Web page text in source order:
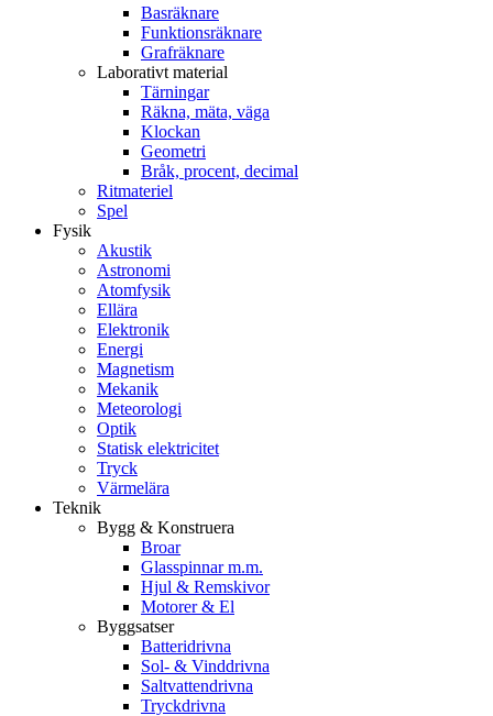
Basräknare
Funktionsräknare
Grafräknare
Laborativt material
Tärningar
Räkna, mäta, väga
Klockan
Geometri
Bråk, procent, decimal
Ritmateriel
Spel
Fysik
Akustik
Astronomi
Atomfysik
Ellära
Elektronik
Energi
Magnetism
Mekanik
Meteorologi
Optik
Statisk elektricitet
Tryck
Värmelära
Teknik
Bygg & Konstruera
Broar
Glasspinnar m.m.
Hjul & Remskivor
Motorer & El
Byggsatser
Batteridrivna
Sol- & Vinddrivna
Saltvattendrivna
Tryckdrivna